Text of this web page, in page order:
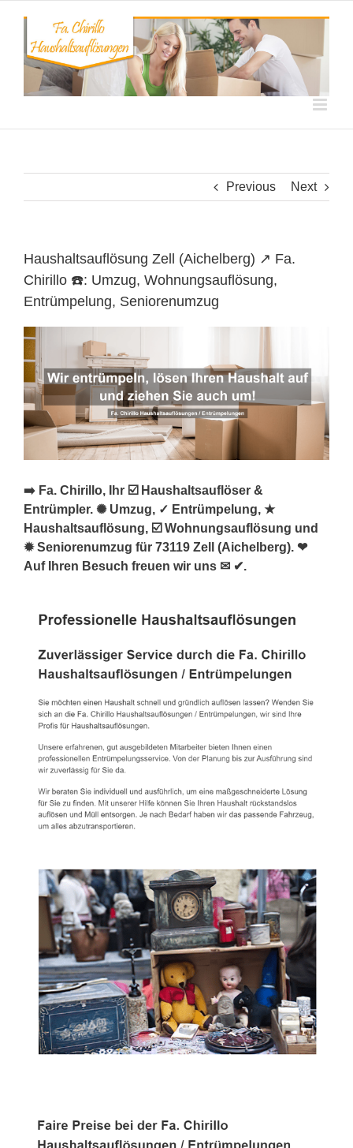
content
Previous Next
Haushaltsauflösung Zell (Aichelberg) ↗️ Fa.
Chirillo ☎️: Umzug, Wohnungsauflösung,
Entrümpelung, Seniorenumzug
➡️ Fa. Chirillo, Ihr ☑️ Haushaltsauflöser &
Entrümpler. ✺ Umzug, ✓ Entrümpelung, ★
Haushaltsauflösung, ☑️ Wohnungsauflösung und
✹ Seniorenumzug für 73119 Zell (Aichelberg). ❤
Auf Ihren Besuch freuen wir uns ✉ ✔.